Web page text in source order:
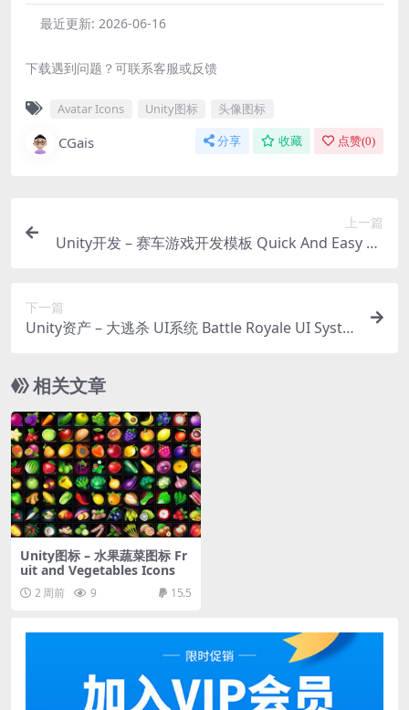
最近更新: 2026-06-16
下载遇到问题？可联系客服或反馈
Avatar Icons Unity图标 头像图标
CGais 分享 收藏 点赞(0)
上一篇
Unity开发 – 赛车游戏开发模板 Quick And Easy Ca
下一篇
Unity资产 – 大逃杀 UI系统 Battle Royale UI Syste
相关文章
Unity图标 – 水果蔬菜图标 Fr
uit and Vegetables Icons
2 周前 9 15.5